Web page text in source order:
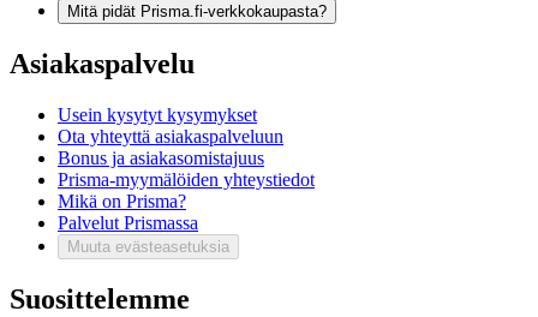
Mitä pidät Prisma.fi-verkkokaupasta?
Asiakaspalvelu
Usein kysytyt kysymykset
Ota yhteyttä asiakaspalveluun
Bonus ja asiakasomistajuus
Prisma-myymälöiden yhteystiedot
Mikä on Prisma?
Palvelut Prismassa
Muuta evästeasetuksia
Suosittelemme